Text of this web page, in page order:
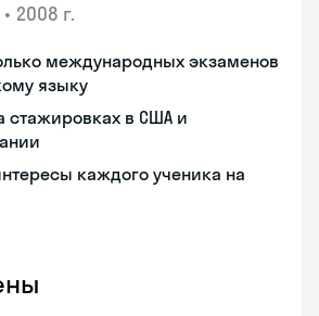
• 2008 г.
международных экзаменов
языку
стажировках в США и
каждого ученика на